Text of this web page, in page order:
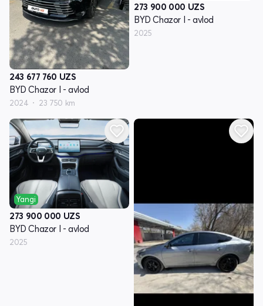
243 677 760 UZS
BYD Chazor I - avlod
2024 23 750 km
273 900 000 UZS
BYD Chazor I - avlod
2025
Yangi
273 900 000 UZS
BYD Chazor I - avlod
2025